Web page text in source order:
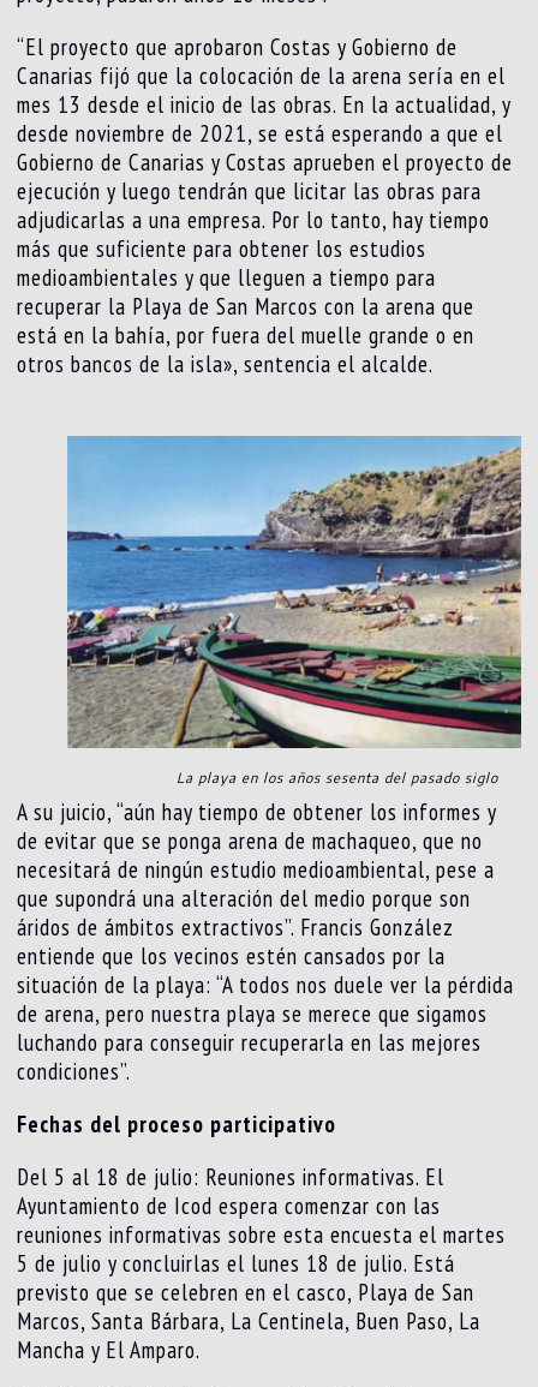
“El proyecto que aprobaron Costas y Gobierno de
Canarias fijó que la colocación de la arena sería en el
mes 13 desde el inicio de las obras. En la actualidad, y
desde noviembre de 2021, se está esperando a que el
Gobierno de Canarias y Costas aprueben el proyecto de
ejecución y luego tendrán que licitar las obras para
adjudicarlas a una empresa. Por lo tanto, hay tiempo
más que suficiente para obtener los estudios
medioambientales y que lleguen a tiempo para
recuperar la Playa de San Marcos con la arena que
está en la bahía, por fuera del muelle grande o en
otros bancos de la isla», sentencia el alcalde.
La playa en los años sesenta del pasado siglo
A su juicio, “aún hay tiempo de obtener los informes y
de evitar que se ponga arena de machaqueo, que no
necesitará de ningún estudio medioambiental, pese a
que supondrá una alteración del medio porque son
áridos de ámbitos extractivos”. Francis González
entiende que los vecinos estén cansados por la
situación de la playa: “A todos nos duele ver la pérdida
de arena, pero nuestra playa se merece que sigamos
luchando para conseguir recuperarla en las mejores
condiciones”.
Fechas del proceso participativo
Del 5 al 18 de julio: Reuniones informativas. El
Ayuntamiento de Icod espera comenzar con las
reuniones informativas sobre esta encuesta el martes
5 de julio y concluirlas el lunes 18 de julio. Está
previsto que se celebren en el casco, Playa de San
Marcos, Santa Bárbara, La Centinela, Buen Paso, La
Mancha y El Amparo.